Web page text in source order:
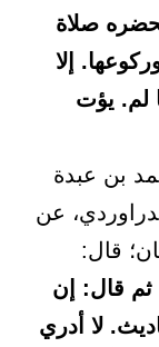
صلاة
إلا
لم. يؤت
بن عبدة
عن
قال:
ثم قال: إن
لا أدري